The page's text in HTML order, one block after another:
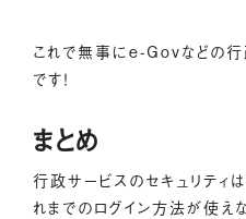
これで無事にe-Govなどの
です！
まとめ
行政サービスのセキュリティ
れまでのログイン方法が使え